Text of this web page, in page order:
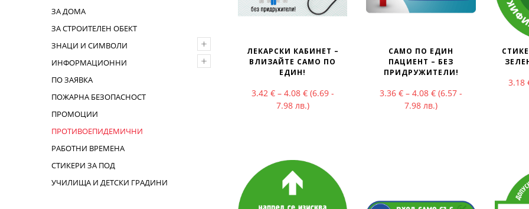
ЗА ДОМА
ЗА СТРОИТЕЛЕН ОБЕКТ
+
ЗНАЦИ И СИМВОЛИ
+
ИНФОРМАЦИОННИ
ПО ЗАЯВКА
ПОЖАРНА БЕЗОПАСНОСТ
ПРОМОЦИИ
ПРОТИВОЕПИДЕМИЧНИ
РАБОТНИ ВРЕМЕНА
СТИКЕРИ ЗА ПОД
УЧИЛИЩА И ДЕТСКИ ГРАДИНИ
ЛЕКАРСКИ КАБИНЕТ –
ВЛИЗАЙТЕ САМО ПО
ЕДИН!
3.42 € – 4.08 €Price range: 3.42 € through 4.08 €
(6.69 -
7.98 лв.)
САМО ПО ЕДИН
ПАЦИЕНТ – БЕЗ
ПРИДРУЖИТЕЛИ!
3.36€ – 4.08€Price range: 3.36 €
(6.57 -
7.98 лв.)
3.18